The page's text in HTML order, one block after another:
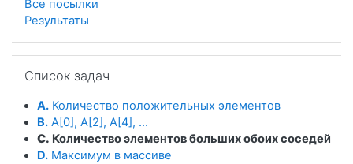
Все посылки
Результаты
Список задач
A. Количество положительных элементов
B. A[0], A[2], A[4], ...
C. Количество элементов больших обоих соседей
D. Максимум в массиве